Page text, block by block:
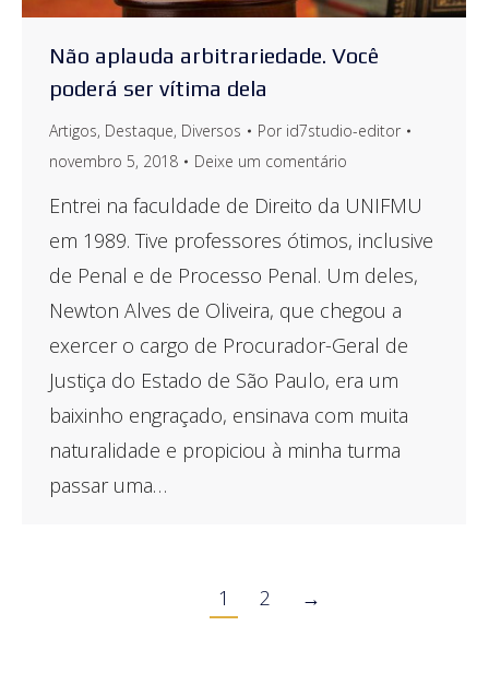
Não aplauda arbitrariedade. Você
poderá ser vítima dela
Artigos, Destaque, Diversos Por id7studio-editor
novembro 5, 2018
Deixe um comentário
Entrei na faculdade de Direito da UNIFMU
em 1989. Tive professores ótimos, inclusive
de Penal e de Processo Penal. Um deles,
Newton Alves de Oliveira, que chegou a
exercer o cargo de Procurador-Geral de
Justiça do Estado de São Paulo, era um
baixinho engraçado, ensinava com muita
naturalidade e propiciou à minha turma
passar uma…
1 2 →